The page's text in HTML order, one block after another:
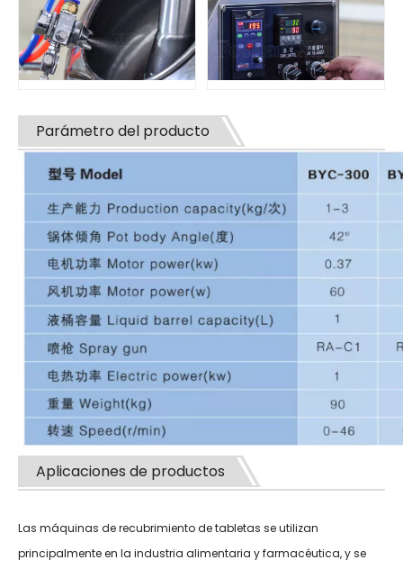
Parámetro del producto
Aplicaciones de productos
Las máquinas de recubrimiento de tabletas se utilizan
principalmente en la industria alimentaria y farmacéutica, y se